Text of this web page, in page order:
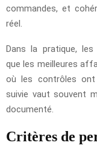
commandes, et
réel.
Dans la pratique, les
que les meilleures
où les contrôles ont
suivie vaut souvent
documenté.
Critères de